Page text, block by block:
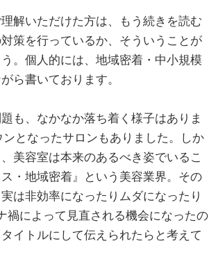
解いただけた方は、もう続きを読む
策を行っているか、そういうことが
。個人的には、地域密着・中小規模
ら書いております。
も、なかなか落ち着く様子はありま
となったサロンもありました。しか
美容室は本来のあるべき姿でいるこ
・地域密着』という美容業界。その
は非効率になったりムダになったり
禍によって見直される機会になったの
イトルにして伝えられたらと考えて